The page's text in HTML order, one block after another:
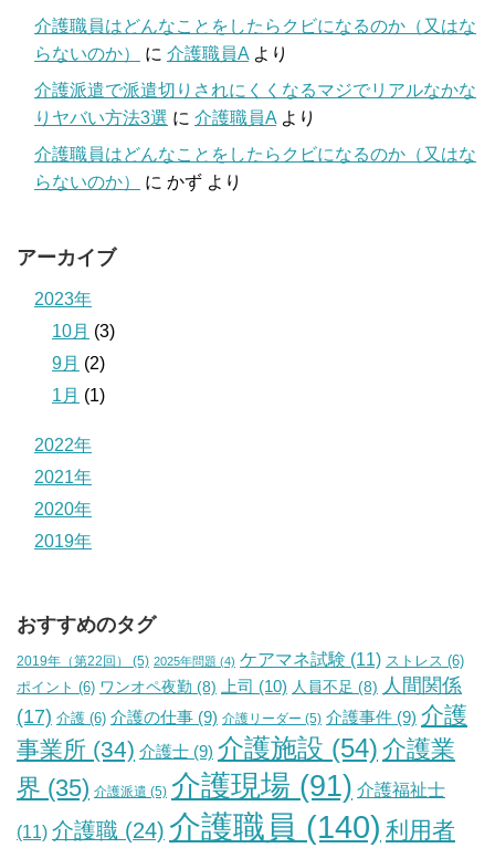
介護職員はどんなことをしたらクビになるのか（又はな
らないのか）
に 介護職員A より
介護派遣で派遣切りされにくくなるマジでリアルなかな
りヤバい方法3選 に 介護職員A より
介護職員はどんなことをしたらクビになるのか（又はな
らないのか）
に かず より
アーカイブ
2023年
10月 (3)
9月 (2)
1月 (1)
2022年
2021年
2020年
2019年
おすすめのタグ
2019年（第22回） (5) 2025年問題 (4) ケアマネ試験 (11) ストレス (6)
ポイント (6) ワンオペ夜勤 (8) 上司 (10) 人員不足 (8) 人間関係
(17) 介護 (6) 介護の仕事 (9) 介護リーダー (5) 介護事件 (9) 介護
事業所 (34) 介護士 (9) 介護施設 (54) 介護業
界 (35) 介護派遣 (5) 介護現場 (91) 介護福祉士
(11) 介護職 (24) 介護職員 (140) 利用者